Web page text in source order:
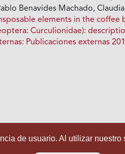
Benavides Machado,
elements in the coffee
Curculionidae):
Publicaciones externas
de usuario. Al utilizar